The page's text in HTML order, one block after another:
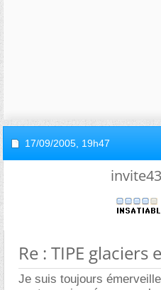
17/09/2005, 19h47
Re : TIPE glaciers
Je suis toujours